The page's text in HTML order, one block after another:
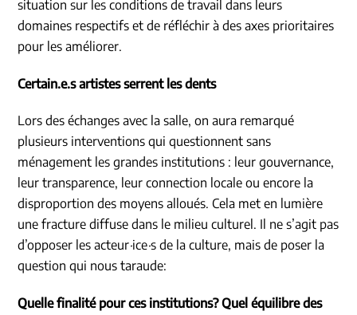
situation sur les conditions de travail dans leurs
domaines respectifs et de réfléchir à des axes prioritaires
pour les améliorer.
Certain.e.s artistes serrent les dents
Lors des échanges avec la salle, on aura remarqué
plusieurs interventions qui questionnent sans
ménagement les grandes institutions : leur gouvernance,
leur transparence, leur connection locale ou encore la
disproportion des moyens alloués. Cela met en lumière
une fracture diffuse dans le milieu culturel. Il ne s’agit pas
d’opposer les acteur·ice·s de la culture, mais de poser la
question qui nous taraude:
Quelle finalité pour ces institutions? Quel équilibre des